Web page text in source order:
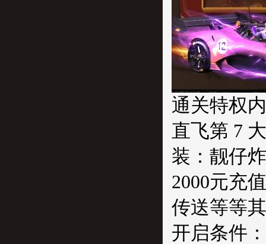
通关特权
直飞第 7
装：靓仔
2000元充
传送等等
开启条件：